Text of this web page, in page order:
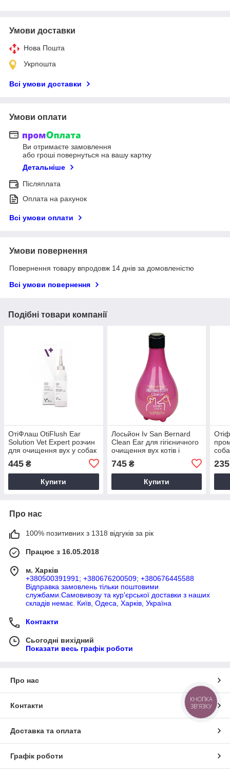
Умови доставки
Нова Пошта
Укрпошта
Всі умови доставки
Умови оплати
Ви отримаєте замовлення
або гроші повернуться на вашу картку
Детальніше
Післяплата
Оплата на рахунок
Всі умови оплати
Умови повернення
Повернення товару впродовж 14 днів за домовленістю
Всі умови повернення
Подібні товари компанії
ОтіФлаш OtiFlush Ear
Solution Vet Expert розчин
для очищення вух у собак
445 ₴
Купити
Лосьйон Iv San Bernard
Clean Ear для гігієничного
очищення вух котів і
745₴
Купити
235
Про нас
100% позитивних з 1318 відгуків за рік
Працює з 16.05.2018
м. Харків
+380500391991; +380676200509; +380676445588
Відправка замовлень тільки поштовими
службами.Самовивозу та кур'єрської доставки з наших
складів немає. Київ, Одеса, Харків, Україна
Контакти
Сьогодні вихідний
Показати весь графік роботи
Про нас
Контакти
Доставка та оплата
Графік роботи
КНОПКА
ЗВ'ЯЗКУ